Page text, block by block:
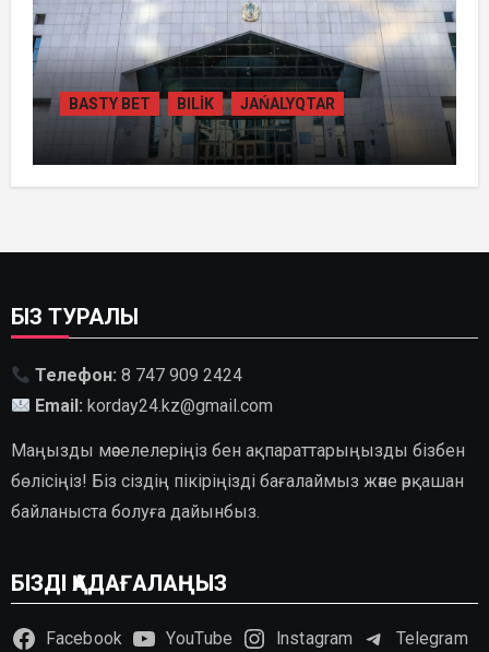
BASTY BET BILİK JAŃALYQTAR
ҚАЗАҚСТАНДА
ГИДРОЭНЕРГЕТИКАНЫ ДАМЫТУДЫҢ
БІЗ ТУРАЛЫ
Телефон: 8 747 909 2424
Email: korday24.kz@gmail.com
Маңызды мәселелеріңіз бен ақпараттарыңызды бізбен
бөлісіңіз! Біз сіздің пікіріңізді бағалаймыз және әрқашан
байланыста болуға дайынбыз.
БІЗДІ ҚАДАҒАЛАҢЫЗ
Facebook YouTube Instagram
Telegram